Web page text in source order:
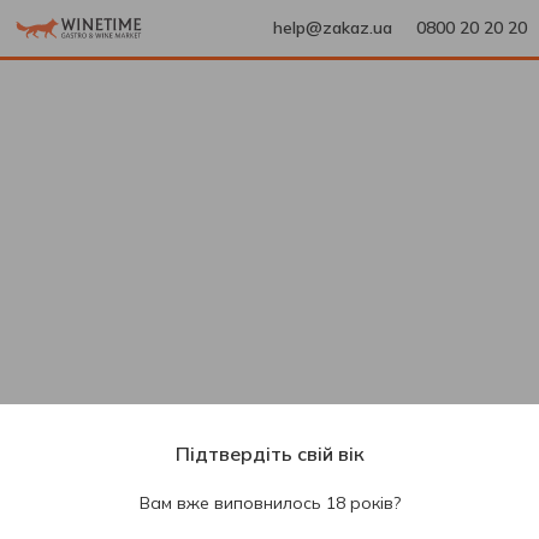
help@zakaz.ua 0800 20 20 20
Підтвердіть свій вік
Вам вже виповнилось 18 років?